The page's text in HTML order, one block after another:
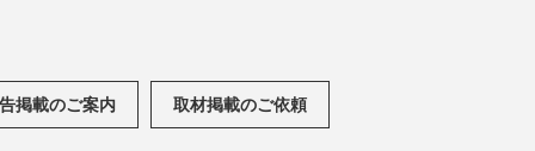
掲載のご案内 取材掲載のご依頼